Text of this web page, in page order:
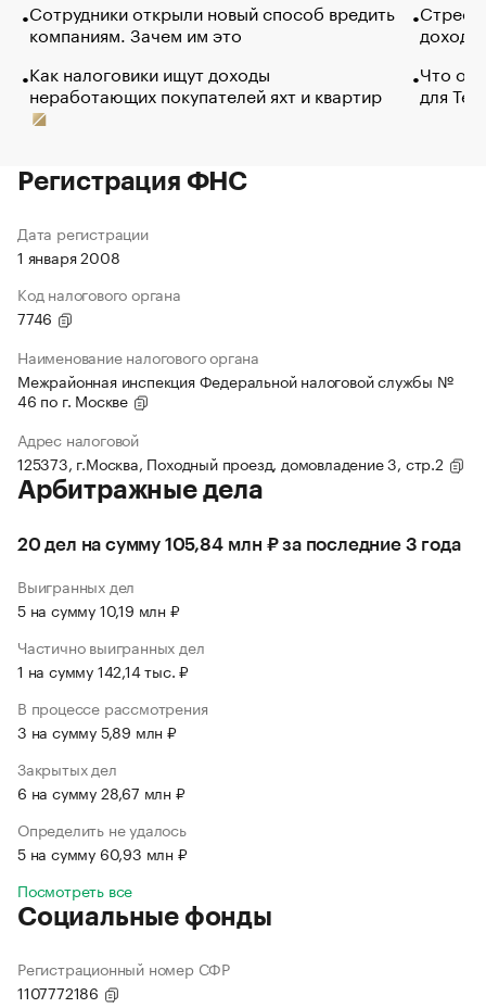
Сотрудники открыли новый способ вредить
компаниям. Зачем им это
Как налоговики ищут доходы
неработающих покупателей яхт и квартир
Что
для
Регистрация ФНС
Дата регистрации
1 января 2008
Код налогового органа
7746
Наименование налогового органа
Межрайонная инспекция Федеральной налоговой службы №
46 по г. Москве
Адрес налоговой
125373, г.Москва, Походный проезд, домовладение 3, стр.2
Арбитражные дела
20 дел на сумму 105,84 млн ₽ за последние 3 года
Выигранных дел
5 на сумму 10,19 млн ₽
Частично выигранных дел
1 на сумму 142,14 тыс. ₽
В процессе рассмотрения
3 на сумму 5,89 млн ₽
Закрытых дел
6 на сумму 28,67 млн ₽
Определить не удалось
5 на сумму 60,93 млн ₽
Посмотреть все
Социальные фонды
Регистрационный номер СФР
1107772186